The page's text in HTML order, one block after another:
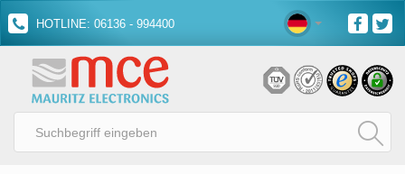
HOTLINE: 06136 - 994400